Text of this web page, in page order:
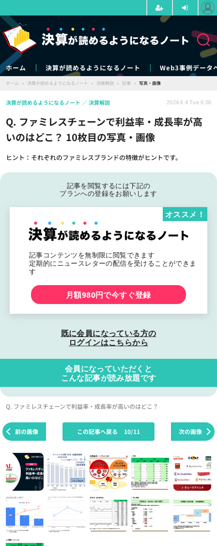
ホーム 決算が読めるようになるノート Web3事例データ
ホーム › 決算が読めるようになるノート › 決算解説 › 記事 › 写真・画像
Q. ファミレスチェーンで利益率・成長率が高
いのはどこ？ 10枚目の写真・画像
ヒント：それぞれのファミレスブランドの特徴がヒントです。
決算が読めるようになるノート 決算解説 2024.6.4 Tue 6:00
記事を閲覧するには下記の
プランへの登録をお願いします
記事コンテンツを無制限に閲覧できます
定期的にニュースレターの配信を受けることができま
す
オススメ！
月額980円で今すぐ登録
既に会員になっている方の
ログインはこちらから
会員になっていただくと
こんな記事が読み放題です
Q. ファミレスチェーンで利益率・成長率が高いのはどこ？
前の画像 次の画像
この記事へ戻る 10/11